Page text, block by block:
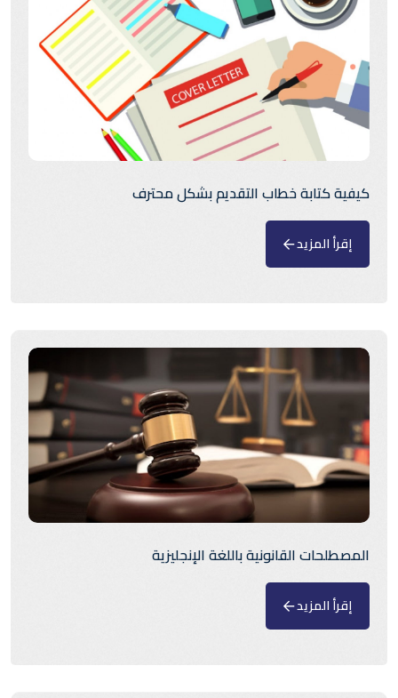
كيفية كتابة خطاب التقديم بشكل محترف
إقرأ المزيد
المصطلحات القانونية باللغة الإنجليزية
إقرأ المزيد